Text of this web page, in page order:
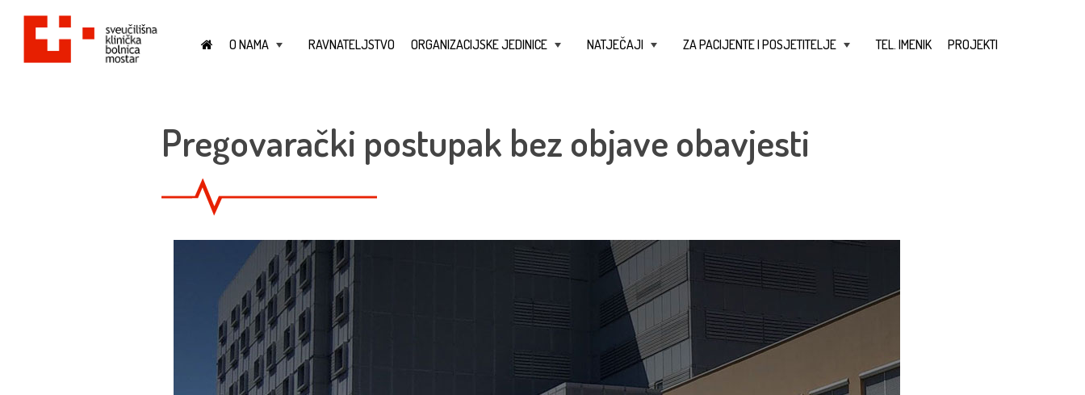
O NAMA RAVNATELJSTVO ORGANIZACIJSKE JEDINICE NATJEČAJI ZA PACIJENTE I POSJETITELJE TEL. IMENIK PROJEKTI
Pregovarački postupak bez objave obavjesti